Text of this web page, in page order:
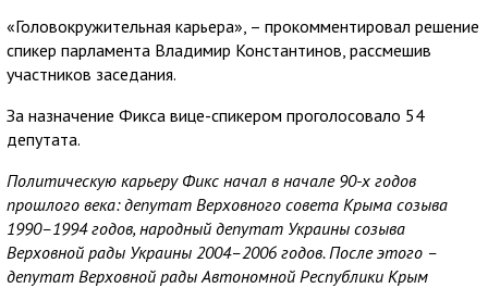
«Головокружительная карьера», – прокомментировал решение
спикер парламента Владимир Константинов, рассмешив
участников заседания.
За назначение Фикса вице-спикером проголосовало 54
депутата.
Политическую карьеру Фикс начал в начале 90-х годов
прошлого века: депутат Верховного совета Крыма созыва
1990–1994 годов, народный депутат Украины созыва
Верховной рады Украины 2004–2006 годов. После этого –
депутат Верховной рады Автономной Республики Крым